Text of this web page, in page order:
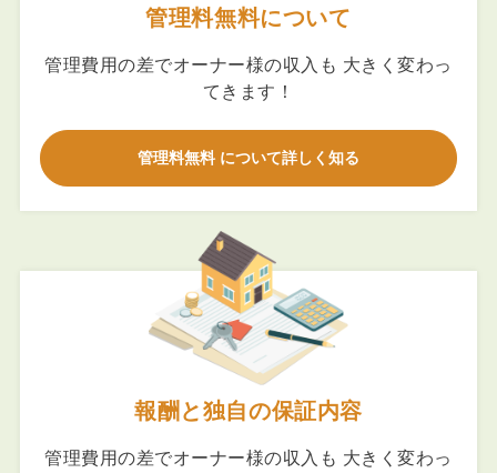
管理料無料について
管理費用の差でオーナー様の収入も 大きく変わっ
てきます！
管理料無料 について詳しく知る
報酬と独自の保証内容
管理費用の差でオーナー様の収入も 大きく変わっ